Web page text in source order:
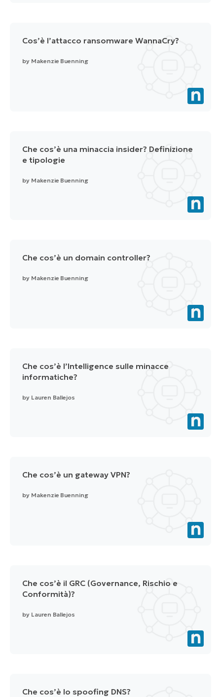
Cos’è l’attacco ransomware WannaCry?
by Makenzie Buenning
Che cos’è una minaccia insider? Definizione
e tipologie
by Makenzie Buenning
Che cos’è un domain controller?
by Makenzie Buenning
Che cos’è l’Intelligence sulle minacce
informatiche?
by Lauren Ballejos
Che cos’è un gateway VPN?
by Makenzie Buenning
Che cos’è il GRC (Governance, Rischio e
Conformità)?
by Lauren Ballejos
Che cos’è lo spoofing DNS?